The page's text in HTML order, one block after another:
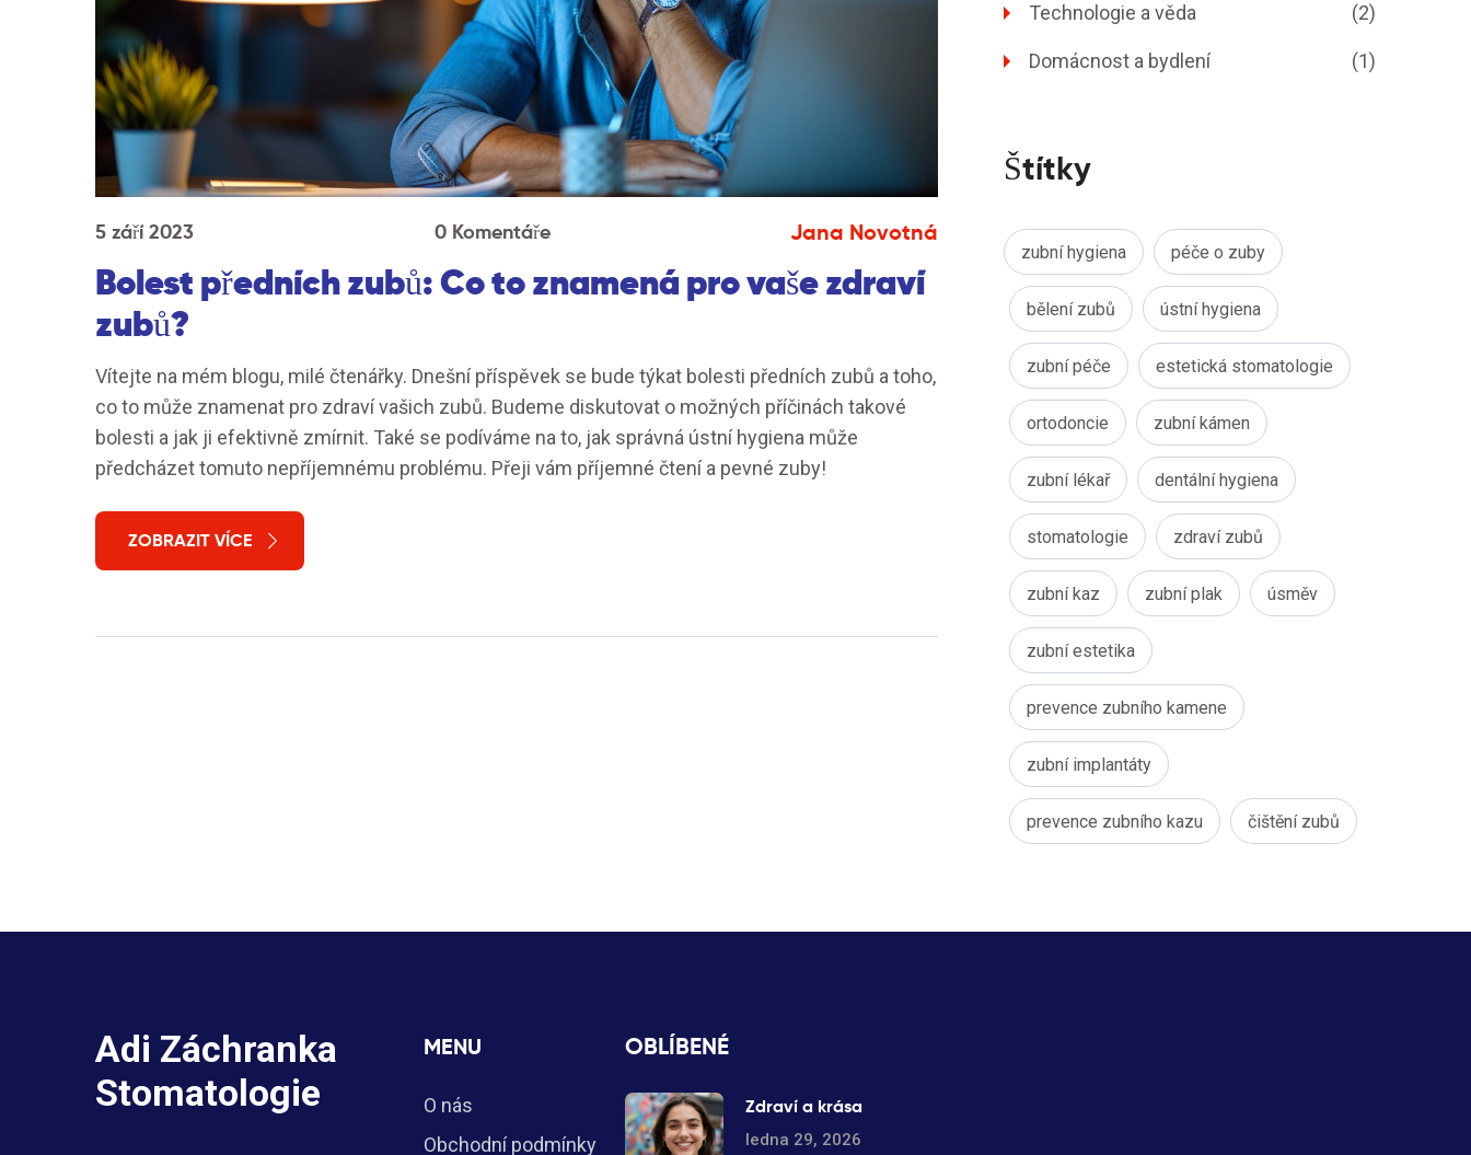
5 září 2023 0 Komentáře Jana Novotná
Bolest předních zubů: Co to znamená pro vaše zdraví
zubů?
Vítejte na mém blogu, milé čtenářky. Dnešní příspěvek se bude týkat bolesti předních zubů a toho,
co to může znamenat pro zdraví vašich zubů. Budeme diskutovat o možných příčinách takové
bolesti a jak ji efektivně zmírnit. Také se podíváme na to, jak správná ústní hygiena může
předcházet tomuto nepříjemnému problému. Přeji vám příjemné čtení a pevné zuby!
ZOBRAZIT VÍCE
Technologie a věda (2)
Domácnost a bydlení (1)
Štítky
zubní hygiena péče o zuby
bělení zubů ústní hygiena
zubní péče estetická stomatologie
ortodoncie zubní kámen
zubní lékař dentální hygiena
stomatologie zdraví zubů
zubní kaz zubní plak úsměv
zubní estetika
prevence zubního kamene
zubní implantáty
prevence zubního kazu čištění zubů
Adi Záchranka
Stomatologie
MENU
O nás
Obchodní podmínky
OBLÍBENÉ
Zdraví a krása
ledna 29, 2026